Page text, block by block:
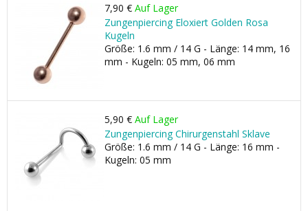
7,90 € Auf Lager
Zungenpiercing Eloxiert Golden Rosa
Kugeln
Größe: 1.6 mm / 14 G - Länge: 14 mm, 16
mm - Kugeln: 05 mm, 06 mm
5,90 € Auf Lager
Zungenpiercing Chirurgenstahl Sklave
Größe: 1.6 mm / 14 G - Länge: 16 mm -
Kugeln: 05 mm